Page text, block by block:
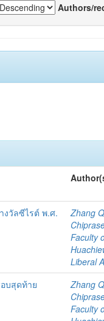
Authors/
งวัลซีไรต์ พ.ศ.
Zhang
Faculty
Liberal
บสุดท้าย
Zhang
Faculty